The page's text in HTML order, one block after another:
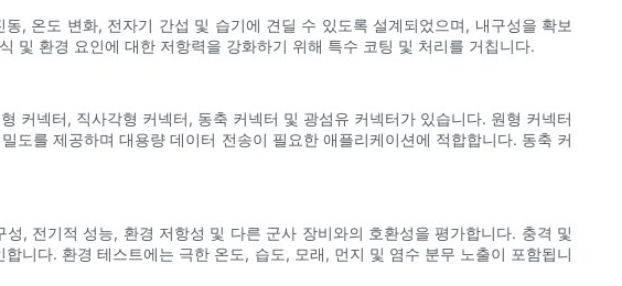
, 온도 변화, 전자기 간섭 및 습기에 견딜 수 있도록 설계되었으며, 내구성을 확보
및 환경 요인에 대한 저항력을 강화하기 위해 특수 코팅 및 처리를 거칩니다.
커넥터, 직사각형 커넥터, 동축 커넥터 및 광섬유 커넥터가 있습니다. 원형 커넥터
도를 제공하며 대용량 데이터 전송이 필요한 애플리케이션에 적합합니다. 동축 커
, 전기적 성능, 환경 저항성 및 다른 군사 장비와의 호환성을 평가합니다. 충격 및
니다. 환경 테스트에는 극한 온도, 습도, 모래, 먼지 및 염수 분무 노출이 포함됩니